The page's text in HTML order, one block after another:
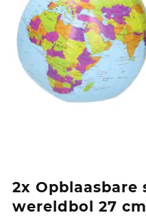
2x Opblaasbare
wereldbol 27 cm